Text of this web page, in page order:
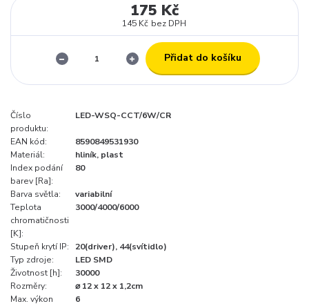
175 Kč
145 Kč bez DPH
Přidat do košíku
Číslo
produktu:
LED-WSQ-CCT/6W/CR
EAN kód:
8590849531930
Materiál:
hliník, plast
Index podání
barev [Ra]:
80
Barva světla:
variabilní
Teplota
chromatičnosti
[K]:
3000/4000/6000
Stupeň krytí IP:
20(driver), 44(svítidlo)
Typ zdroje:
LED SMD
Životnost [h]:
30000
Rozměry:
⌀ 12 x 12 x 1,2cm
Max. výkon
6